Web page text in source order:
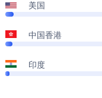
美国
中国香港
印度